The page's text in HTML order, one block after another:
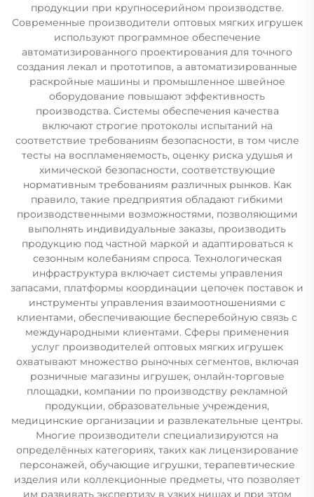
продукции при крупносерийном производстве.
Современные производители оптовых мягких игрушек
используют программное обеспечение
автоматизированного проектирования для точного
создания лекал и прототипов, а автоматизированные
раскройные машины и промышленное швейное
оборудование повышают эффективность
производства. Системы обеспечения качества
включают строгие протоколы испытаний на
соответствие требованиям безопасности, в том числе
тесты на воспламеняемость, оценку риска удушья и
химической безопасности, соответствующие
нормативным требованиям различных рынков. Как
правило, такие предприятия обладают гибкими
производственными возможностями, позволяющими
выполнять индивидуальные заказы, производить
продукцию под частной маркой и адаптироваться к
сезонным колебаниям спроса. Технологическая
инфраструктура включает системы управления
запасами, платформы координации цепочек поставок и
инструменты управления взаимоотношениями с
клиентами, обеспечивающие бесперебойную связь с
международными клиентами. Сферы применения
услуг производителей оптовых мягких игрушек
охватывают множество рыночных сегментов, включая
розничные магазины игрушек, онлайн-торговые
площадки, компании по производству рекламной
продукции, образовательные учреждения,
медицинские организации и развлекательные центры.
Многие производители специализируются на
определённых категориях, таких как лицензирование
персонажей, обучающие игрушки, терапевтические
изделия или коллекционные предметы, что позволяет
им развивать экспертизу в узких нишах и при этом